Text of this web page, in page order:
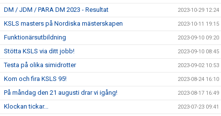
DM / JDM / PARA DM 2023 - Resultat 2023-10-29 12:24
KSLS masters på Nordiska mästerskapen 2023-10-11 19:15
Funktionärsutbildning 2023-09-10 09:20
Stötta KSLS via ditt jobb! 2023-09-10 08:45
Testa på olika simidrotter 2023-09-02 10:53
Kom och fira KSLS 95! 2023-08-24 16:10
På måndag den 21 augusti drar vi igång! 2023-08-17 16:49
Klockan tickar... 2023-07-23 09:41